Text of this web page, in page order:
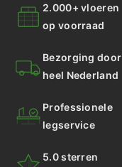
2.000+ vloeren
op voorraad
Bezorging door
heel Nederland
Professionele
legservice
5.0 sterren